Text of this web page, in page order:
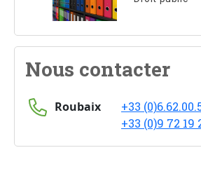
Nous contacter
Roubaix
+33
+33 (0)9 72 19